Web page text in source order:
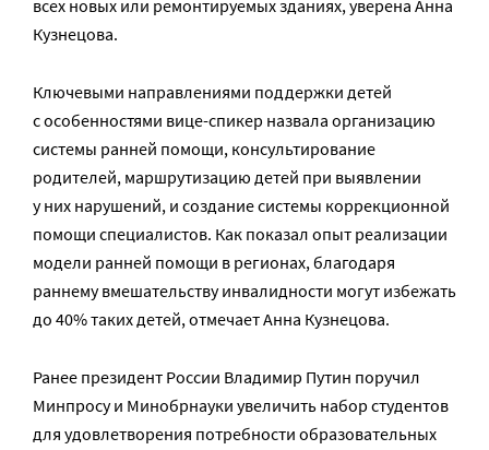
всех новых или ремонтируемых зданиях, уверена Анна
Кузнецова.
Ключевыми направлениями поддержки детей
с особенностями вице-спикер назвала организацию
системы ранней помощи, консультирование
родителей, маршрутизацию детей при выявлении
у них нарушений, и создание системы коррекционной
помощи специалистов. Как показал опыт реализации
модели ранней помощи в регионах, благодаря
раннему вмешательству инвалидности могут избежать
до 40% таких детей, отмечает Анна Кузнецова.
Ранее президент России Владимир Путин поручил
Минпросу и Минобрнауки увеличить набор студентов
для удовлетворения потребности образовательных